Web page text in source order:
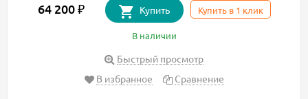
64 200 ₽ Купить Купить в 1 клик
В наличии
Быстрый просмотр
В избранное
Сравнение